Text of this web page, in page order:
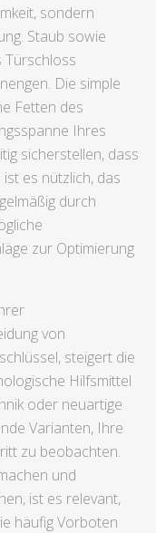
sondern
Staub sowie
Türschloss
Die simple
Fetten des
Ihres
sicherstellen, dass
es nützlich, das
durch
zur Optimierung
von
steigert die
Hilfsmittel
oder neuartige
Varianten, Ihre
zu beobachten.
und
ist es relevant,
häufig Vorboten